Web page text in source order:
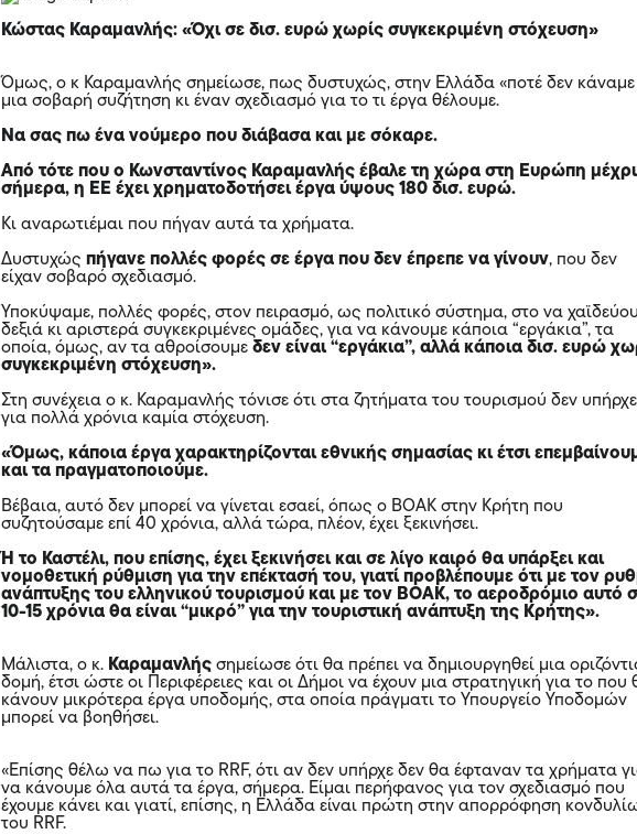
Κώστας Καραμανλής: «Όχι σε δισ. ευρώ χωρίς συγκεκριμένη στόχευση»
Όμως, ο κ Καραμανλής σημείωσε, πως δυστυχώς, στην Ελλάδα «ποτέ δεν κάναμε
μια σοβαρή συζήτηση κι έναν σχεδιασμό για το τι έργα θέλουμε.
Να σας πω ένα νούμερο που διάβασα και με σόκαρε.
Από τότε που ο Κωνσταντίνος Καραμανλής έβαλε τη χώρα στη Ευρώπη μέχρι
σήμερα, η ΕΕ έχει χρηματοδοτήσει έργα ύψους 180 δισ. ευρώ.
Κι αναρωτιέμαι που πήγαν αυτά τα χρήματα.
Δυστυχώςπήγανε πολλές φορές σε έργα που δεν έπρεπε να γίνουν, που δεν
είχαν σοβαρό σχεδιασμό.
Υποκύψαμε, πολλές φορές, στον πειρασμό, ως πολιτικό σύστημα, στο να
δεξιά κι αριστερά συγκεκριμένες ομάδες, για να κάνουμε κάποια “εργάκια”, τα
οποία, όμως, αν τα αθροίσουμεδεν είναι “εργάκια”, αλλά κάποια δισ. ευρώ
συγκεκριμένη στόχευση».
Στη συνέχεια ο κ. Καραμανλής τόνισε ότι στα ζητήματα του τουρισμού δεν υπήρχε
για πολλά χρόνια καμία στόχευση.
«Όμως, κάποια έργα χαρακτηρίζονται εθνικής σημασίας κι έτσι
και τα πραγματοποιούμε.
Βέβαια, αυτό δεν μπορεί να γίνεται εσαεί, όπως ο ΒΟΑΚ στην Κρήτη που
συζητούσαμε επί 40 χρόνια, αλλά τώρα, πλέον, έχει ξεκινήσει.
Ή το Καστέλι, που επίσης, έχει ξεκινήσει και σε λίγο καιρό θα υπάρξει και
νομοθετική ρύθμιση για την επέκτασή του, γιατί προβλέπουμε ότι με τον
ανάπτυξης του ελληνικού τουρισμού και με τον ΒΟΑΚ, το αεροδρόμιο αυτό
10-15 χρόνια θα είναι “μικρό” για την τουριστική ανάπτυξη της Κρήτης».
Μάλιστα, ο κ. Καραμανλήςσημείωσε ότι θα πρέπει να δημιουργηθεί μια
δομή, έτσι ώστε οι Περιφέρειες και οι Δήμοι να έχουν μια στρατηγική για το που
κάνουν μικρότερα έργα υποδομής, στα οποία πράγματι το Υπουργείο Υποδομών
μπορεί να βοηθήσει.
«Επίσης θέλω να πω για το RRF, ότι αν δεν υπήρχε δεν θα έφταναν τα χρήματα
να κάνουμε όλα αυτά τα έργα, σήμερα. Είμαι περήφανος για τον σχεδιασμό που
έχουμε κάνει και γιατί, επίσης, η Ελλάδα είναι πρώτη στην απορρόφηση
του RRF.